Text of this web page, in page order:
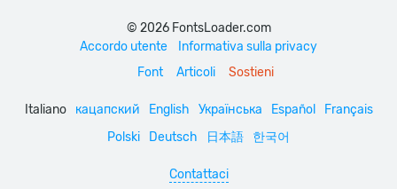
© 2026 FontsLoader.com
Accordo utente
Informativa sulla privacy
Font
Articoli Sostieni
Italiano кацапский English Українська Español
Français
Polski
Deutsch 日本語 한국어
Contattaci